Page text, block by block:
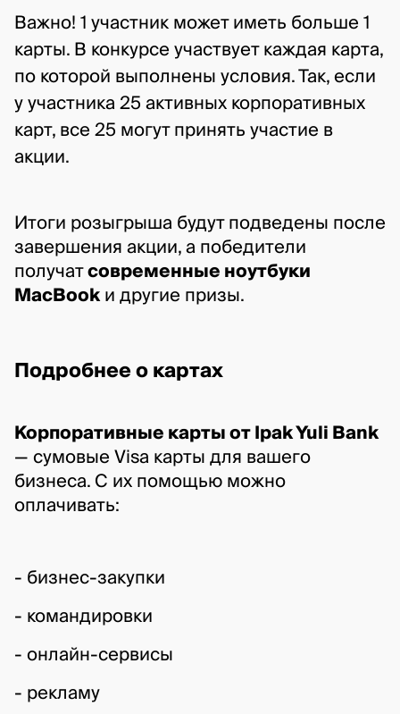
Важно! 1 участник может иметь больше 1
карты. В конкурсе участвует каждая карта,
по которой выполнены условия. Так, если
у участника 25 активных корпоративных
карт, все 25 могут принять участие в
акции.
Итоги розыгрыша будут подведены после
завершения акции, а победители
получат современные ноутбуки
MacBook и другие призы.
Подробнее о картах
Корпоративные карты от Ipak Yuli Bank
— сумовые Visa карты для вашего
бизнеса. С их помощью можно
оплачивать:
- бизнес-закупки
- командировки
- онлайн-сервисы
- рекламу